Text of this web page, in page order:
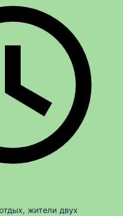
жители двух